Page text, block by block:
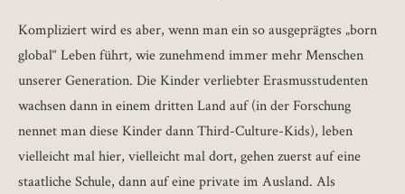
Kompliziert wird es aber, wenn man ein so ausgeprägtes „born
global“ Leben führt, wie zunehmend immer mehr Menschen
unserer Generation. Die Kinder verliebter Erasmusstudenten
wachsen dann in einem dritten Land auf (in der Forschung
nennet man diese Kinder dann Third-Culture-Kids), leben
vielleicht mal hier, vielleicht mal dort, gehen zuerst auf eine
staatliche Schule, dann auf eine private im Ausland. Als